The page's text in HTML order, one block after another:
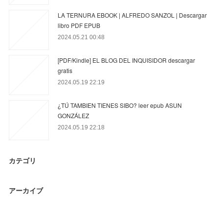
LA TERNURA EBOOK | ALFREDO SANZOL | Descargar
libro PDF EPUB
2024.05.21 00:48
[PDF/Kindle] EL BLOG DEL INQUISIDOR descargar
gratis
2024.05.19 22:19
¿TÚ TAMBIEN TIENES SIBO? leer epub ASUN
GONZÁLEZ
2024.05.19 22:18
カテゴリ
アーカイブ